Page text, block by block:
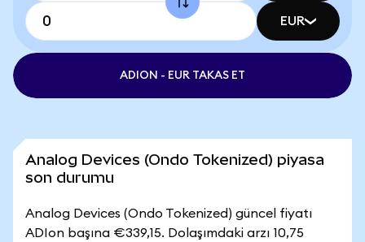
EUR
ADION - EUR TAKAS ET
Analog Devices (Ondo Tokenized) piyasa
son durumu
Analog Devices (Ondo Tokenized) güncel fiyatı
ADIon başına €339,15. Dolaşımdaki arzı 10,75